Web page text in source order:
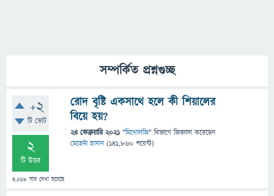
সম্পর্কিত প্রশ্নগুচ্ছ
+2
টি ভোট
2
টি উত্তর
4,268 বার দেখা হয়েছে
রোদ বৃষ্টি একসাথে হলে কী শিয়ালের
বিয়ে হয়?
24 ফেব্রুয়ারি 2021 "মিথোলজি" বিভাগে জিজ্ঞাসাকরেছেন
মেহেদী হাসান (141,860 পয়েন্ট)